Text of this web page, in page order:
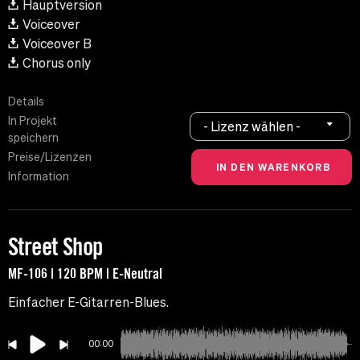
Hauptversion
Voiceover
Voiceover B
Chorus only
Details
In Projekt
speichern
Preise/Lizenzen
Information
- Lizenz wählen -
Street Shop
MF-106 | 120 BPM | E-Neutral
Einfacher E-Gitarren-Blues.
00:00